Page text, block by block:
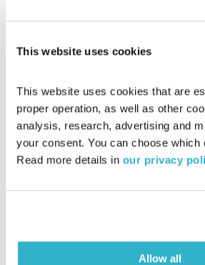
This website uses cookies
This website uses cookies that are
proper operation, as well as other
analysis, research, advertising and
your consent. You can choose which
Read more details in our privacy
Allow all
כל בוקר – בעריכת ובהגשת אמיר